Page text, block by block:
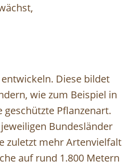
Diese bildet
wie zum Beispiel in
Pflanzenart.
Bundesländer
zuletzt mehr Artenvielfalt
auf rund 1.800 Metern